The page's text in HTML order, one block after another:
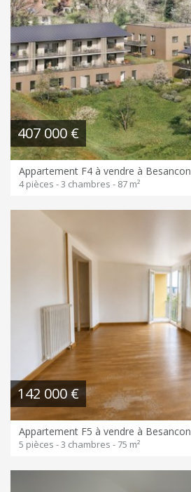
407 000 €
Appartement F4 à vendre à Besancon
4 pièces - 3 chambres - 87 m²
142 000 €
Appartement F5 à vendre à Besancon
5 pièces - 3 chambres - 75 m²